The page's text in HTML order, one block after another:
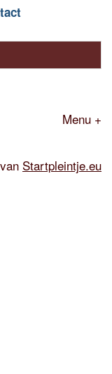
Menu +
Startpleintje.eu